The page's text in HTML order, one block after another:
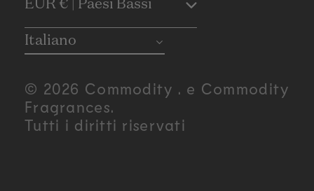
C
o
u
n
EUR € | Paesi Bassi
Italiano
© 2026 Commodity . e Commodity
Fragrances.
Tutti i diritti riservati